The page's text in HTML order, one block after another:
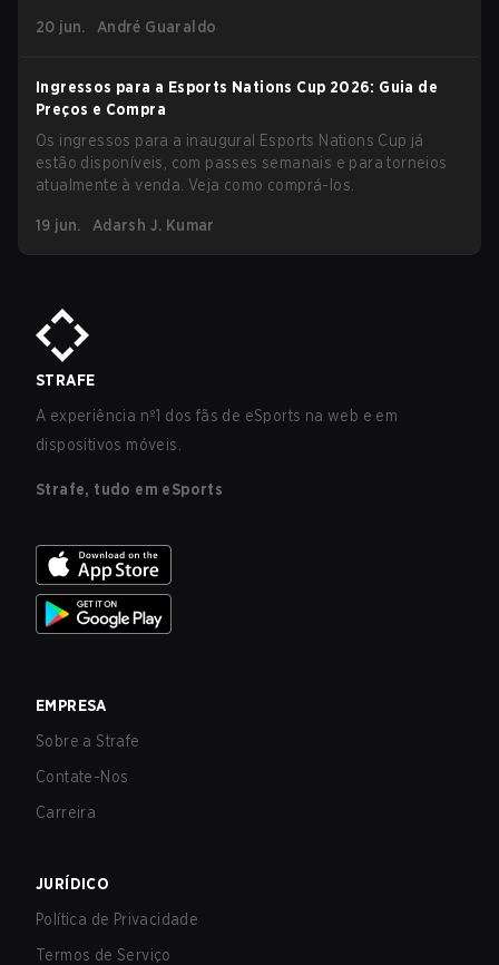
20 jun.
André Guaraldo
Ingressos para a Esports Nations Cup 2026: Guia de
Preços e Compra
Os ingressos para a inaugural Esports Nations Cup já
estão disponíveis, com passes semanais e para torneios
atualmente à venda. Veja como comprá-los.
19 jun. Adarsh J. Kumar
STRAFE
A experiência nº1 dos fãs de eSports na web e em
dispositivos móveis.
Strafe, tudo em eSports
EMPRESA
Sobre a Strafe
Contate-Nos
Carreira
JURÍDICO
Política de Privacidade
Termos de Serviço